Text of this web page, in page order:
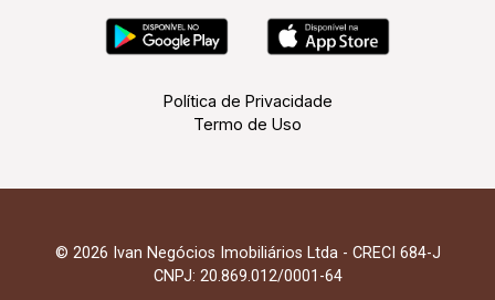
Política de Privacidade
Termo de Uso
© 2026 Ivan Negócios Imobiliários Ltda - CRECI 684-J
CNPJ: 20.869.012/0001-64